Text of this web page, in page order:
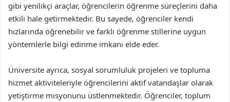
gibi yenilikçi araçlar, öğrencilerin öğrenme süreçlerini daha
etkili hale getirmektedir. Bu sayede, öğrenciler kendi
hızlarında öğrenebilir ve farklı öğrenme stillerine uygun
yöntemlerle bilgi edinme imkanı elde eder.
Üniversite ayrıca, sosyal sorumluluk projeleri ve topluma
hizmet aktiviteleriyle öğrencilerini aktif vatandaşlar olarak
yetiştirme misyonunu üstlenmektedir. Öğrenciler, toplum